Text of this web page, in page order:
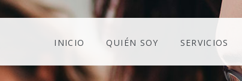
INICIO QUIÉN SOY SERVICIOS